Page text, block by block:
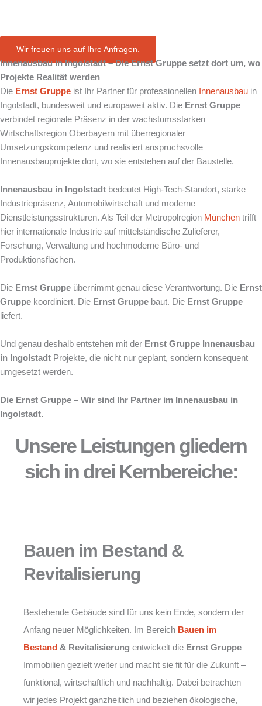
Wir freuen uns auf Ihre Anfragen.
Innenausbau inIngolstadt– Die Ernst Gruppe setzt dort um, wo
Projekte Realität werden
Die Ernst Gruppe ist Ihr Partner für professionellen Innenausbau in
Ingolstadt, bundesweit und europaweit aktiv. Die Ernst Gruppe
verbindet regionale Präsenz in der wachstumsstarken
Wirtschaftsregion Oberbayern mit überregionaler
Umsetzungskompetenz und realisiert anspruchsvolle
Innenausbauprojekte dort, wo sie entstehen auf der Baustelle.
Innenausbau in Ingolstadt bedeutet High-Tech-Standort, starke
Industriepräsenz, Automobilwirtschaft und moderne
Dienstleistungsstrukturen. Als Teil der Metropolregion München trifft
hier internationale Industrie auf mittelständische Zulieferer,
Forschung, Verwaltung und hochmoderne Büro- und
Produktionsflächen.
Die Ernst Gruppe übernimmt genau diese Verantwortung. Die Ernst
Gruppe koordiniert. Die Ernst Gruppe baut. Die Ernst Gruppe
liefert.
Und genau deshalb entstehen mit der Ernst Gruppe Innenausbau
in Ingolstadt Projekte, die nicht nur geplant, sondern konsequent
umgesetzt werden.
Die Ernst Gruppe – Wir sind Ihr Partner im Innenausbau in
Ingolstadt.
Unsere Leistungen gliedern
sich in drei Kernbereiche:
Bauen im Bestand &
Revitalisierung
Bestehende Gebäude sind für uns kein Ende, sondern der
Anfang neuer Möglichkeiten. Im Bereich Bauen im
Bestand & Revitalisierung entwickelt die Ernst Gruppe
Immobilien gezielt weiter und macht sie fit für die Zukunft –
funktional, wirtschaftlich und nachhaltig. Dabei betrachten
wir jedes Projekt ganzheitlich und beziehen ökologische,